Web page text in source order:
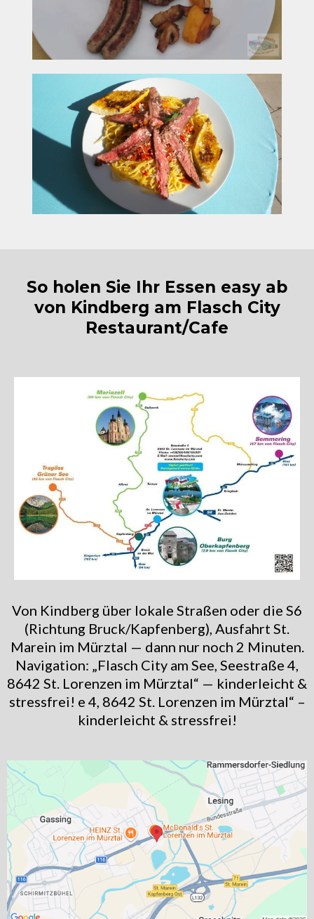
So holen Sie Ihr Essen easy ab
von Kindberg am Flasch City
Restaurant/Cafe
Von Kindberg über lokale Straßen oder die S6
(Richtung Bruck/Kapfenberg), Ausfahrt St.
Marein im Mürztal — dann nur noch 2 Minuten.
Navigation: „Flasch City am See, Seestraße 4,
8642 St. Lorenzen im Mürztal“ — kinderleicht &
stressfrei! e 4, 8642 St. Lorenzen im Mürztal“ –
kinderleicht & stressfrei!